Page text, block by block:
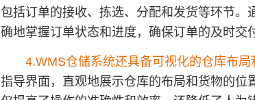
包括订单的接收、拣选、分配和发货等环节
确地掌握订单状态和进度，确保订单的及时交
4.WMS仓储系统还具备可视化的仓库布局
指导界面，直观地展示仓库的布局和货物的